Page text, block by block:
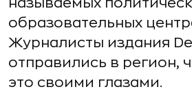
называемых
образовательных
Журналисты издания
отправились в регион,
это своими глазами.